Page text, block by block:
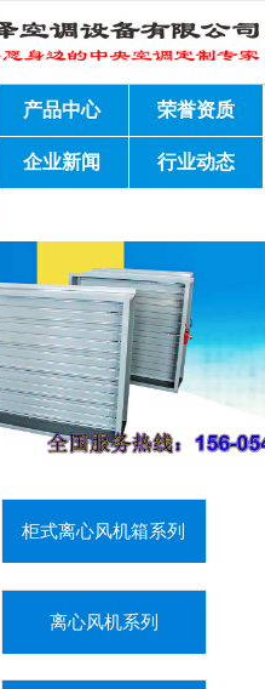
产品中心 荣誉资质
企业新闻 行业动态
柜式离心风机箱系列
离心风机系列